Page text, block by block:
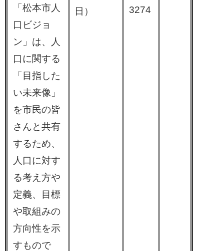
「松本市人
口ビジョ
ン」は、人
口に関する
「目指した
い未来像」
を市民の皆
さんと共有
するため、
人口に対す
る考え方や
定義、目標
や取組みの
方向性を示
すもので
日）
3274